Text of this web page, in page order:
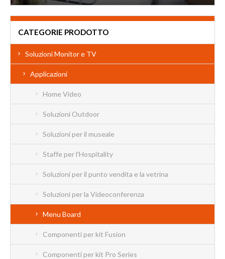
CATEGORIE PRODOTTO
Soluzioni Monitor e TV
Applicazioni
Home Video
Soluzioni Outdoor
Soluzioni per il museale
Staffe per l'Hospitality
Soluzioni per il punto vendita e la vetrina
Soluzioni per la Videoconferenza
Menu Board
Componenti per kit Fusion
Componenti per kit Pro Series